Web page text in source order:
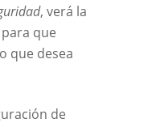
, verá la
que
que desea
de